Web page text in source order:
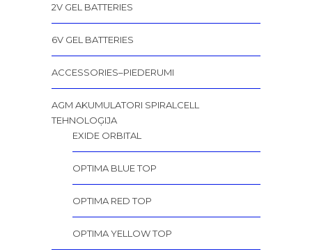
2V GEL BATTERIES
6V GEL BATTERIES
ACCESSORIES–PIEDERUMI
AGM AKUMULATORI SPIRALCELL
TEHNOLOĢIJA
EXIDE ORBITAL
OPTIMA BLUE TOP
OPTIMA RED TOP
OPTIMA YELLOW TOP